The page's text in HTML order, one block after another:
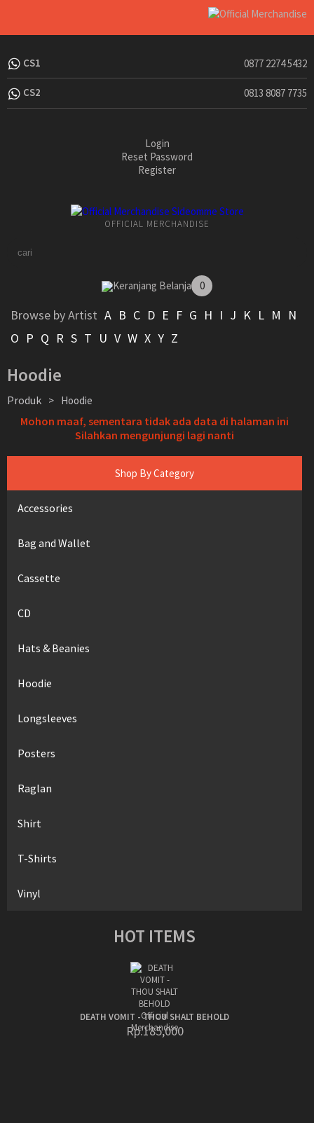
CS1 0877 2274 5432
CS2 0813 8087 7735
Login
Reset Password
Register
OFFICIAL MERCHANDISE
Keranjang Belanja 0
Browse by Artist A B C D E F G H I J K L M
N
O P Q R S T U V W X Y Z
Shop By Category
Accessories
Bag and Wallet
Cassette
CD
Hats & Beanies
Hoodie
Longsleeves
Posters
Raglan
Shirt
T-Shirts
Vinyl
HOT ITEMS
DEATH VOMIT - THOU SHALT BEHOLD
Rp.185,000
Hoodie
Produk > Hoodie
Mohon maaf, sementara tidak ada data di halaman ini
Silahkan mengunjungi lagi nanti